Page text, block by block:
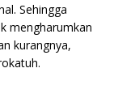
Sehingga
mengharumkan
kurangnya,